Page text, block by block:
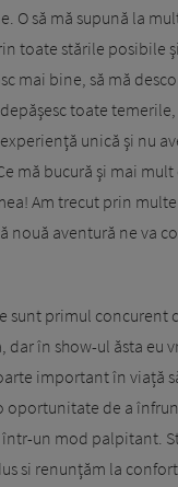
O să mă supună la
toate stările posibile
mai bine, să mă
toate temerile,
unică şi nu
mă bucură şi mai mult
Am trecut prin
nouă aventură ne va
sunt primul concurent
dar în show-ul ăsta eu
important în viață
oportunitate de a
un mod palpitant.
si renunţăm la